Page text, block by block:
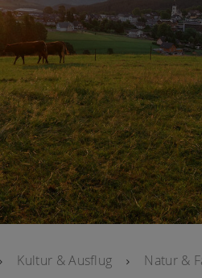
Kultur & Ausflug Natur &